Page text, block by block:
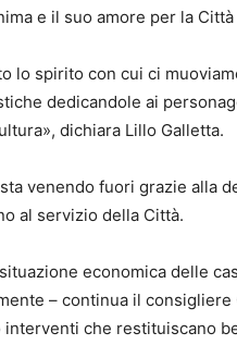
e il suo amore per la
lo spirito con cui ci
dedicandole ai
dichiara Lillo Galletta.
venendo fuori grazie alla
al servizio della Città.
economica delle
– continua il
che restituiscano